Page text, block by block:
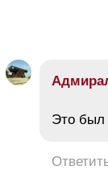
Это был